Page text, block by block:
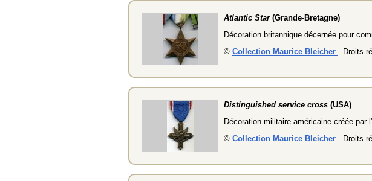
Atlantic Star(Grande-Bretagne)
Décoration britannique décernée pour
© Collection Maurice Bleicher Droits
Distinguished service cross (USA)
Décoration militaire américaine créée par
© Collection Maurice Bleicher Droits